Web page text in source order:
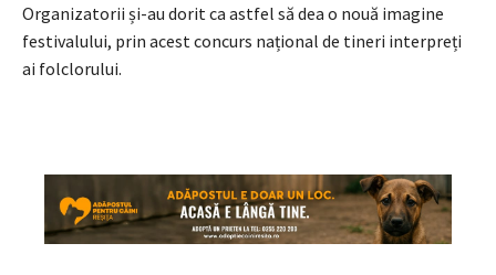
Organizatorii și-au dorit ca astfel să dea o nouă imagine
festivalului, prin acest concurs național de tineri interpreți
ai folclorului.